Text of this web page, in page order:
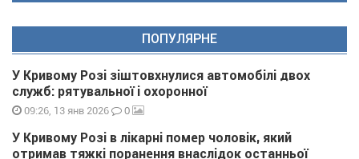
ПОПУЛЯРНЕ
У Кривому Розі зіштовхнулися автомобілі двох
служб: рятувальної і охоронної
09:26, 13 янв 2026 0
У Кривому Розі в лікарні помер чоловік, який
отримав тяжкі поранення внаслідок останньої